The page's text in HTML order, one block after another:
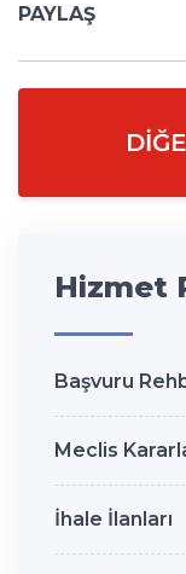
PAYLAŞ
Hizmet
Başvuru
Meclis
İhale İlanları